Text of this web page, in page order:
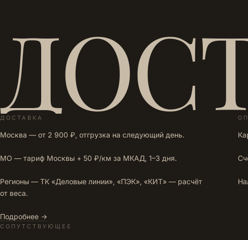
ДОСТАВКА
Москва — от 2 900 ₽, отгрузка на следующий день.
МО — тариф Москвы + 50 ₽/км за МКАД, 1–3 дня.
Регионы — ТК «Деловые линии», «ПЭК», «КИТ» — расчёт
от веса.
Подробнее →
СОПУТСТВУЮЩЕЕ